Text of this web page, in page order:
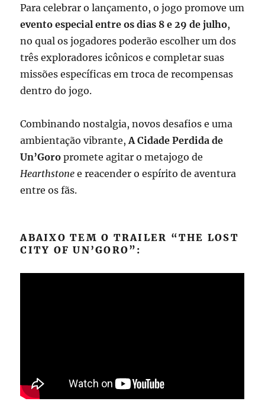
Para celebrar o lançamento, o jogo promove um
evento especial entre os dias 8 e 29 de julho,
no qual os jogadores poderão escolher um dos
três exploradores icônicos e completar suas
missões específicas em troca de recompensas
dentro do jogo.
Combinando nostalgia, novos desafios e uma
ambientação vibrante,A Cidade Perdida de
Un’Goro promete agitar o metajogo de
Hearthstone e reacender o espírito de aventura
entre os fãs.
ABAIXO TEM O TRAILER “THE LOST
CITY OF UN’GORO”: